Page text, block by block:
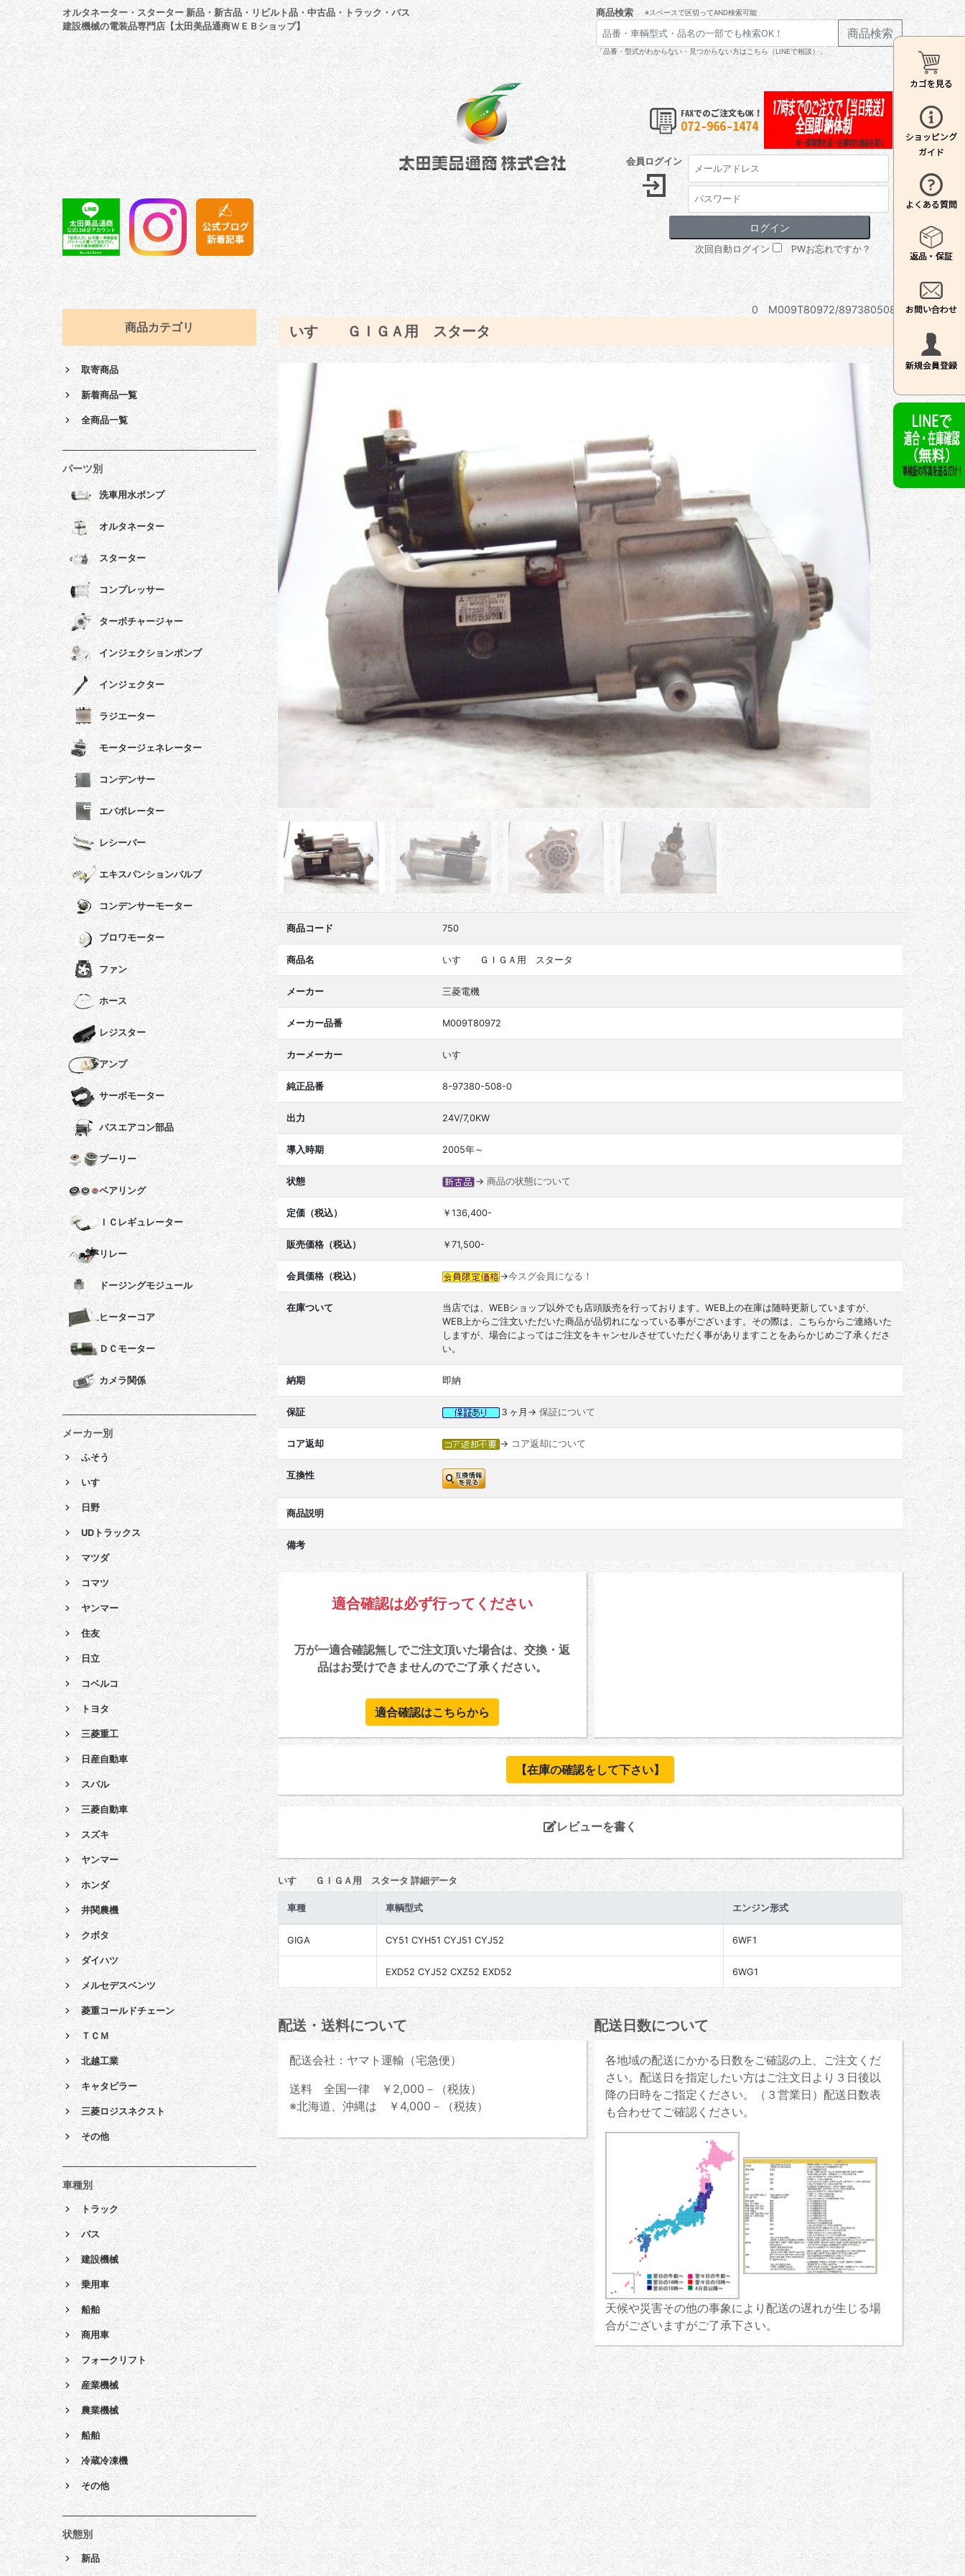
オルタネーター・スターター 新品・新古品・リビルト品・中古品・トラック・バス
建設機械の電装品専門店【太田美品通商ＷＥＢショップ】
商品検索 ※スペースで区切ってAND検索可能
商品検索
「品番・型式がわからない・見つからない方はこちら（LINEで相談）」
会員ログイン
次回自動ログイン PWお忘れですか？
0 M009T80972/8973805080
いすゞ ＧＩＧＡ用 スタータ
商品コード 750
商品名 いすゞ ＧＩＧＡ用 スタータ
メーカー 三菱電機
メーカー品番 M009T80972
カーメーカー いすゞ
純正品番 8-97380-508-0
出力 24V/7,0KW
導入時期 2005年～
状態 → 商品の状態について
定価（税込） ￥136,400-
販売価格（税込） ￥71,500-
会員価格（税込） →今スグ会員になる！
在庫ついて
当店では、WEBショップ以外でも店頭販売を行っております。WEB上の在庫は随時更新していますが、
WEB上からご注文いただいた商品が品切れになっている事がございます。その際は、こちらからご連絡いた
しますが、場合によってはご注文をキャンセルさせていただく事がありますことをあらかじめご了承くださ
い。
納期 即納
保証 ３ヶ月→ 保証について
コア返却 → コア返却について
互換性
商品説明
備考
適合確認は必ず行ってください
万が一適合確認無しでご注文頂いた場合は、交換・返
品はお受けできませんのでご了承ください。
適合確認はこちらから
【在庫の確認をして下さい】
レビューを書く
いすゞ ＧＩＧＡ用 スタータ 詳細データ
車種 車輌型式 エンジン形式
GIGA CY51 CYH51 CYJ51 CYJ52 6WF1
EXD52 CYJ52 CXZ52 EXD52 6WG1
配送・送料について
配送会社：ヤマト運輸（宅急便）
送料 全国一律 ￥2,000－（税抜）
※北海道、沖縄は ￥4,000－（税抜）
配送日数について
各地域の配送にかかる日数をご確認の上、ご注文くだ
さい。配送日を指定したい方はご注文日より３日後以
降の日時をご指定ください。（３営業日）配送日数表
も合わせてご確認ください。
天候や災害その他の事象により配送の遅れが生じる場
合がございますがご了承下さい。
商品カテゴリ
取寄商品
新着商品一覧
全商品一覧
パーツ別
洗車用水ポンプ
オルタネーター
スターター
コンプレッサー
ターボチャージャー
インジェクションポンプ
インジェクター
ラジエーター
モータージェネレーター
コンデンサー
エバポレーター
レシーバー
エキスパンションバルブ
コンデンサーモーター
ブロワモーター
ファン
ホース
レジスター
アンプ
サーボモーター
バスエアコン部品
プーリー
ベアリング
ＩＣレギュレーター
リレー
ドージングモジュール
ヒーターコア
ＤＣモーター
カメラ関係
メーカー別
ふそう
いすゞ
日野
UDトラックス
マツダ
コマツ
ヤンマー
住友
日立
コベルコ
トヨタ
三菱重工
日産自動車
スバル
三菱自動車
スズキ
ヤンマー
ホンダ
井関農機
クボタ
ダイハツ
メルセデスベンツ
菱重コールドチェーン
ＴＣＭ
北越工業
キャタピラー
三菱ロジスネクスト
その他
車種別
トラック
バス
建設機械
乗用車
船舶
商用車
フォークリフト
産業機械
農業機械
船舶
冷蔵冷凍機
その他
状態別
新品